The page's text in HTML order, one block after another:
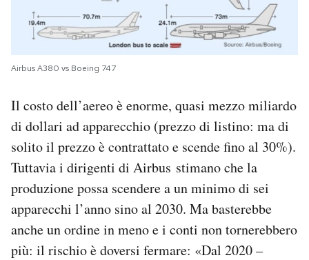
Airbus A380 vs Boeing 747
Il costo dell’aereo è enorme, quasi mezzo miliardo
di dollari ad apparecchio (prezzo di listino: ma di
solito il prezzo è contrattato e scende fino al 30%).
Tuttavia i dirigenti di Airbus stimano che la
produzione possa scendere a un minimo di sei
apparecchi l’anno sino al 2030. Ma basterebbe
anche un ordine in meno e i conti non tornerebbero
più: il rischio è doversi fermare: «Dal 2020 –